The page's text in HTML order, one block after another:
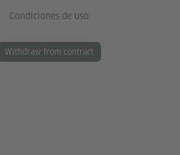
Condiciones de uso
Withdraw from contract